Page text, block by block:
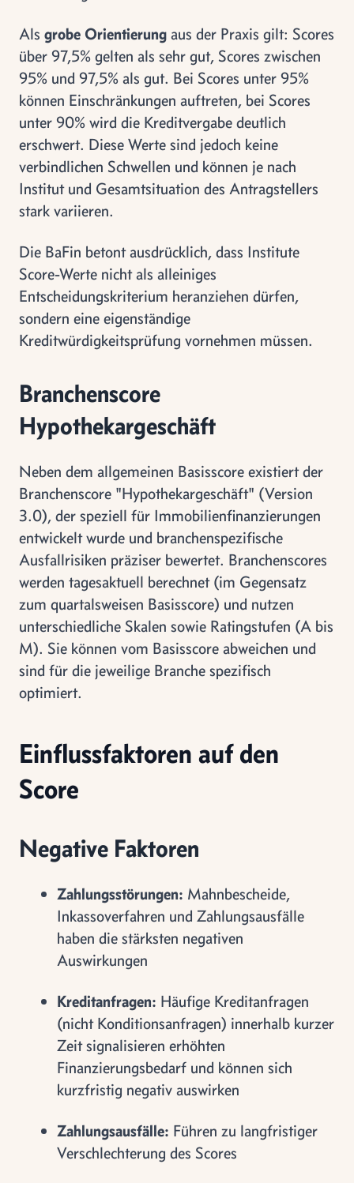
Als grobe Orientierung aus der Praxis gilt: Scores
über 97,5% gelten als sehr gut, Scores zwischen
95% und 97,5% als gut. Bei Scores unter 95%
können Einschränkungen auftreten, bei Scores
unter 90% wird die Kreditvergabe deutlich
erschwert. Diese Werte sind jedoch keine
verbindlichen Schwellen und können je nach
Institut und Gesamtsituation des Antragstellers
stark variieren.
Die BaFin betont ausdrücklich, dass Institute
Score-Werte nicht als alleiniges
Entscheidungskriterium heranziehen dürfen,
sondern eine eigenständige
Kreditwürdigkeitsprüfung vornehmen müssen.
Branchenscore
Hypothekargeschäft
Neben dem allgemeinen Basisscore existiert der
Branchenscore "Hypothekargeschäft" (Version
3.0), der speziell für Immobilienfinanzierungen
entwickelt wurde und branchenspezifische
Ausfallrisiken präziser bewertet. Branchenscores
werden tagesaktuell berechnet (im Gegensatz
zum quartalsweisen Basisscore) und nutzen
unterschiedliche Skalen sowie Ratingstufen (A bis
M). Sie können vom Basisscore abweichen und
sind für die jeweilige Branche spezifisch
optimiert.
Einflussfaktoren auf den
Score
Negative Faktoren
Zahlungsstörungen: Mahnbescheide,
Inkassoverfahren und Zahlungsausfälle
haben die stärksten negativen
Auswirkungen
Kreditanfragen: Häufige Kreditanfragen
(nicht Konditionsanfragen) innerhalb kurzer
Zeit signalisieren erhöhten
Finanzierungsbedarf und können sich
kurzfristig negativ auswirken
Zahlungsausfälle: Führen zu langfristiger
Verschlechterung des Scores